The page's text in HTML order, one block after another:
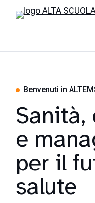
Benvenuti in
Sanità,
e
per il
salute